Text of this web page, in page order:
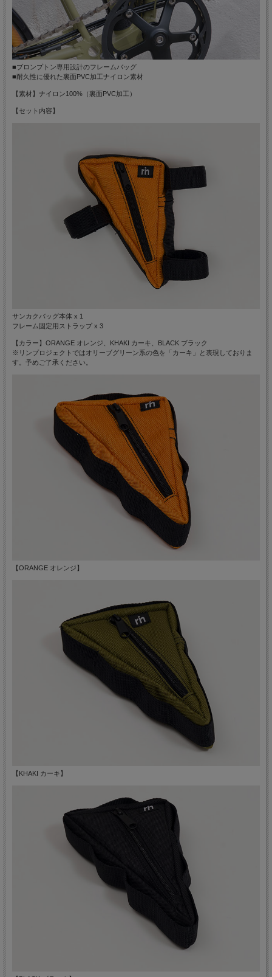
■ブロンプトン専用設計のフレームバッグ
■耐久性に優れた裏面PVC加工ナイロン素材
【素材】ナイロン100%（裏面PVC加工）
【セット内容】
サンカクバッグ本体 x 1
フレーム固定用ストラップ x 3
【カラー】ORANGE オレンジ、KHAKI カーキ、BLACK ブラック
※リンプロジェクトではオリーブグリーン系の色を「カーキ」と表現しておりま
す。予めご了承ください。
【ORANGE オレンジ】
【KHAKI カーキ】